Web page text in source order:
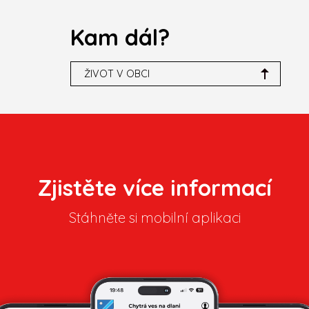
Kam dál?
ŽIVOT V OBCI
Zjistěte více informací
Stáhněte si mobilní aplikaci